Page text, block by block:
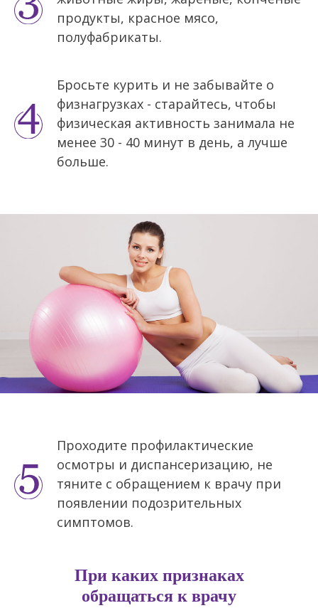
продукты, красное мясо,
полуфабрикаты.
Бросьте курить и не забывайте о
физнагрузках - старайтесь, чтобы
физическая активность занимала не
менее 30 - 40 минут в день, а лучше
больше.
Проходите профилактические
осмотры и диспансеризацию, не
тяните с обращением к врачу при
появлении подозрительных
симптомов.
При каких признаках
обращаться к врачу